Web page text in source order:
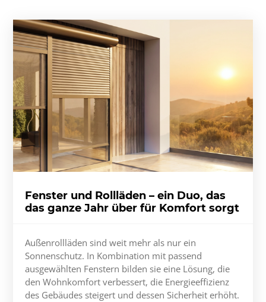
Fenster und Rollläden – ein Duo, das
das ganze Jahr über für Komfort sorgt
Außenrollläden sind weit mehr als nur ein
Sonnenschutz. In Kombination mit passend
ausgewählten Fenstern bilden sie eine Lösung, die
den Wohnkomfort verbessert, die Energieeffizienz
des Gebäudes steigert und dessen Sicherheit erhöht.